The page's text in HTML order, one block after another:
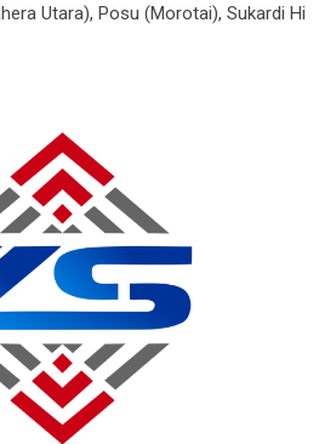
Utara), Posu (Morotai), Sukardi Hi